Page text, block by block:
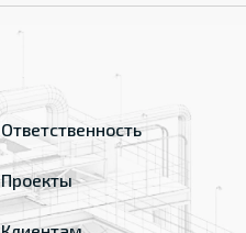
Ответственность
Проекты